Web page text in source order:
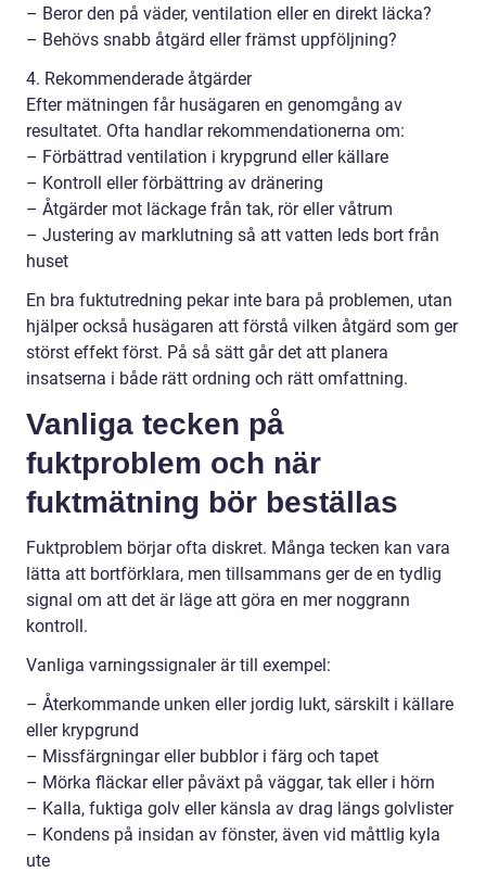
– Beror den på väder, ventilation eller en direkt läcka?
– Behövs snabb åtgärd eller främst uppföljning?
4. Rekommenderade åtgärder
Efter mätningen får husägaren en genomgång av
resultatet. Ofta handlar rekommendationerna om:
– Förbättrad ventilation i krypgrund eller källare
– Kontroll eller förbättring av dränering
– Åtgärder mot läckage från tak, rör eller våtrum
– Justering av marklutning så att vatten leds bort från
huset
En bra fuktutredning pekar inte bara på problemen, utan
hjälper också husägaren att förstå vilken åtgärd som ger
störst effekt först. På så sätt går det att planera
insatserna i både rätt ordning och rätt omfattning.
Vanliga tecken på
fuktproblem och när
fuktmätning bör beställas
Fuktproblem börjar ofta diskret. Många tecken kan vara
lätta att bortförklara, men tillsammans ger de en tydlig
signal om att det är läge att göra en mer noggrann
kontroll.
Vanliga varningssignaler är till exempel:
– Återkommande unken eller jordig lukt, särskilt i källare
eller krypgrund
– Missfärgningar eller bubblor i färg och tapet
– Mörka fläckar eller påväxt på väggar, tak eller i hörn
– Kalla, fuktiga golv eller känsla av drag längs golvlister
– Kondens på insidan av fönster, även vid måttlig kyla
ute